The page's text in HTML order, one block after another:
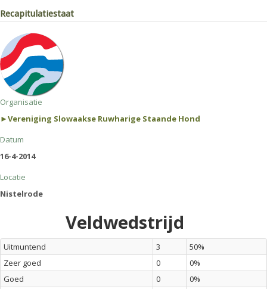
Recapitulatiestaat
Organisatie
►Vereniging Slowaakse Ruwharige Staande Hond
Datum
16-4-2014
Locatie
Nistelrode
Veldwedstrijd
Uitmuntend 3
50%
Zeer goed
0
0%
Goed
0
0%